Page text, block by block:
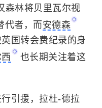
森林将贝里瓦尔视
代者，而安德森
国转会费纪录的身
也长期关注着这
引援，拉杜-德拉